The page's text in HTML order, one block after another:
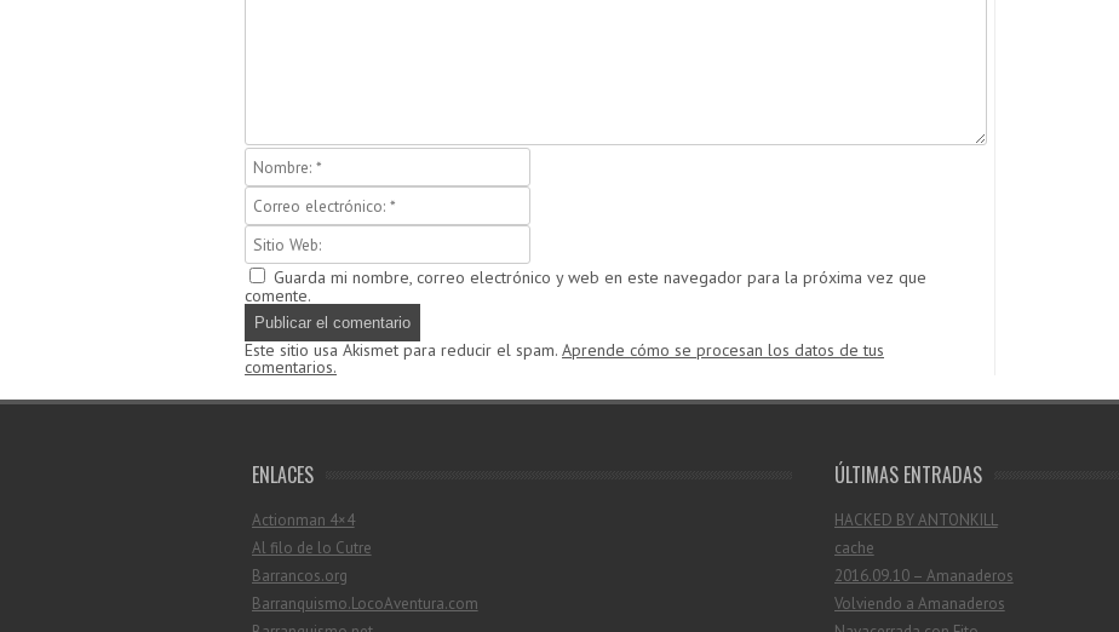
Guarda mi nombre, correo electrónico y web en este navegador para la próxima vez que
comente.
Este sitio usa Akismet para reducir el spam. Aprende cómo se procesan los datos de tus
comentarios.
ENLACES
Actionman 4×4
Al filo de lo Cutre
Barrancos.org
Barranquismo.LocoAventura.com
ÚLTIMAS ENTRADAS
HACKED BY ANTONKILL
cache
2016.09.10 – Amanaderos
Volviendo a Amanaderos